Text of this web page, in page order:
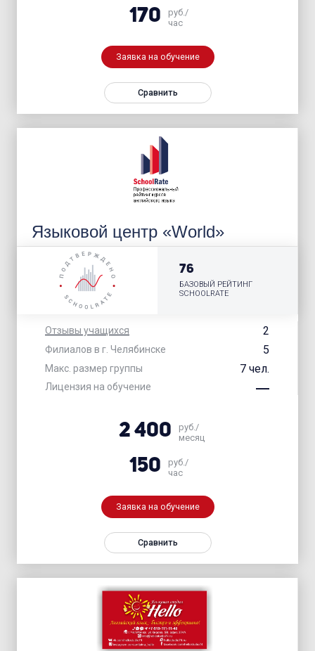
170
руб./
час
Заявка на обучение
Сравнить
Языковой центр «World»
Отзывы учащихся 2
Филиалов в г. Челябинске 5
Макс. размер группы 7 чел.
Лицензия на обучение
76
БАЗОВЫЙ РЕЙТИНГ
SCHOOLRATE
2 400
руб./
месяц
150
руб./
час
Заявка на обучение
Сравнить